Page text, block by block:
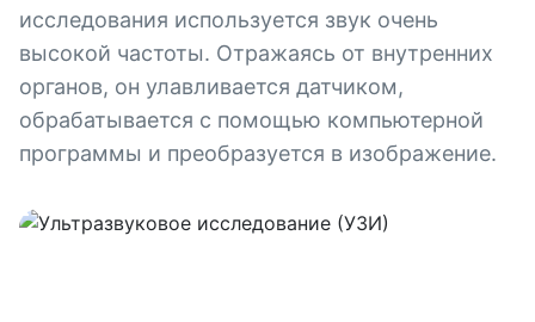
исследования используется звук очень
высокой частоты. Отражаясь от внутренних
органов, он улавливается датчиком,
обрабатывается с помощью компьютерной
программы и преобразуется в изображение.